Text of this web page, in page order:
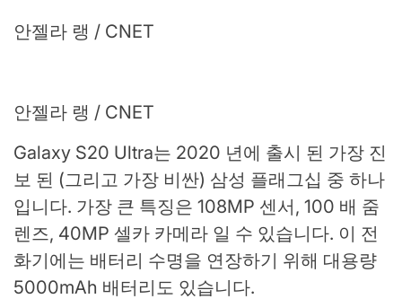
안젤라 랭 / CNET
안젤라 랭 / CNET
Galaxy S20 Ultra는 2020 년에 출시 된 가장 진
보 된 (그리고 가장 비싼) 삼성 플래그십 중 하나
입니다. 가장 큰 특징은 108MP 센서, 100 배 줌
렌즈, 40MP 셀카 카메라 일 수 있습니다. 이 전
화기에는 배터리 수명을 연장하기 위해 대용량
5000mAh 배터리도 있습니다.